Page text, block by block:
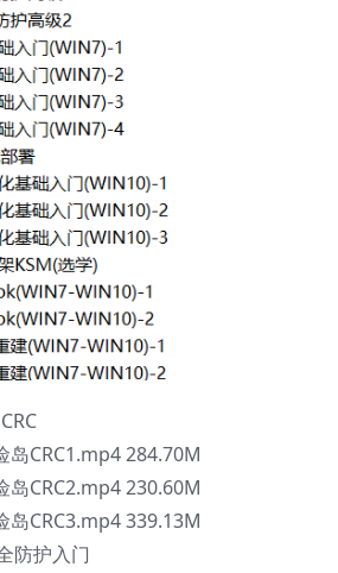
CRC1.mp4 284.70M
CRC2.mp4 230.60M
CRC3.mp4 339.13M
防护入门